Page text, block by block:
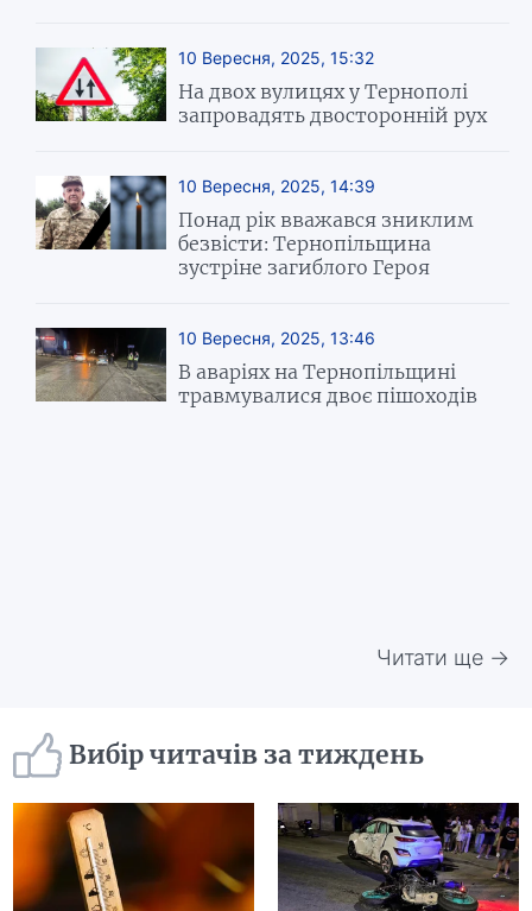
10 Вересня, 2025, 15:32
На двох вулицях у Тернополі
запровадять двосторонній рух
10 Вересня, 2025, 14:39
Понад рік вважався зниклим
безвісти: Тернопільщина
зустріне загиблого Героя
10 Вересня, 2025, 13:46
В аваріях на Тернопільщині
травмувалися двоє пішоходів
Читати ще →
Вибір читачів за тиждень